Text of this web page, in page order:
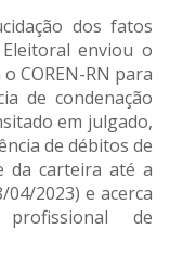
dos fatos
enviou o
COREN-RN para
de condenação
em julgado,
de débitos de
da carteira até a
2023) e acerca
de